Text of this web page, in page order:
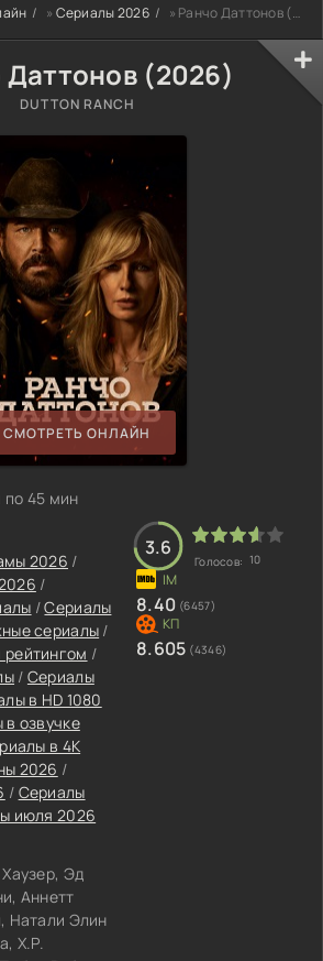
» Сериалы 2026 » Ранчо Даттонов (2026)
Даттонов (2026)
DUTTON RANCH
СМОТРЕТЬ ОНЛАЙН
45 мин
2026 /
/
/Сериалы
сериалы /
/
/ Сериалы
в HD 1080
озвучке
в 4K
2026 /
/ Сериалы
июля 2026
Эд
Аннетт
Натали Элин
Х.Р.
3.6
Голосов: 10
8.40 (6457)
8.605 (4346)